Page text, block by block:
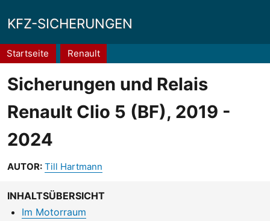
KFZ-SICHERUNGEN
Pfadnavigation
Startseite Renault
Sicherungen und Relais
Renault Clio 5 (BF), 2019 -
2024
AUTOR: Till Hartmann
INHALTSÜBERSICHT
Im Motorraum